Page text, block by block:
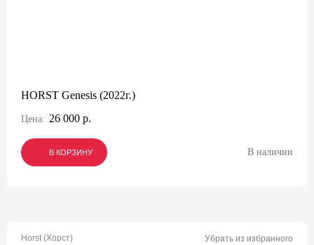
HORST Genesis (2022г.)
Цена: 26 000 р.
В КОРЗИНУ
В КОРЗИНУ
В КОРЗИНУ В наличии
Horst (Хорст) Убрать из избранного